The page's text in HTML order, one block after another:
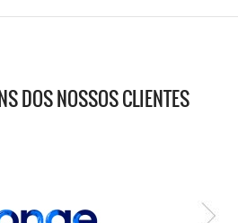
DOS NOSSOS CLIENTES